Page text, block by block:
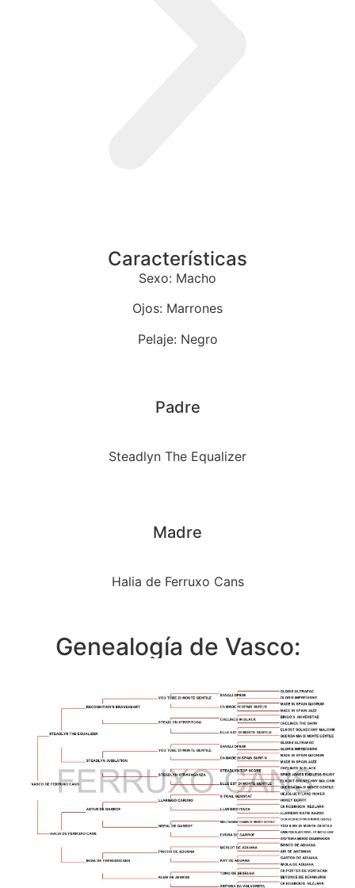
Características
Sexo: Macho
Ojos: Marrones
Pelaje: Negro
Padre
Steadlyn The Equalizer
Madre
Halia de Ferruxo Cans
Genealogía de Vasco: